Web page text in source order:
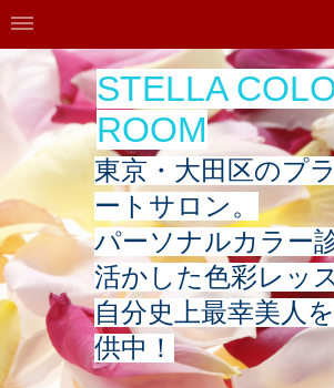
STELLA
ROOM
東京・大田区のプ
ートサロン。
パーソナルカラー
活かした色彩レッ
自分史上最幸美人
供中！